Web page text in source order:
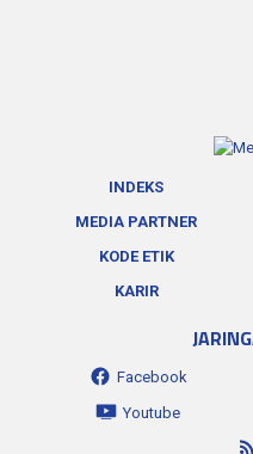
INDEKS
MEDIA PARTNER
KODE ETIK
KARIR
Facebook
Youtube